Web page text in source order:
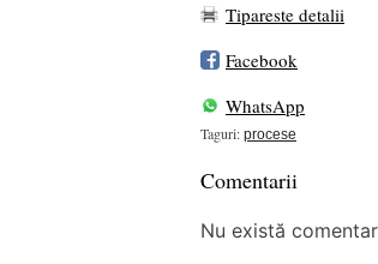
Tipareste detalii
Facebook
WhatsApp
Taguri: procese
Comentarii
Nu există